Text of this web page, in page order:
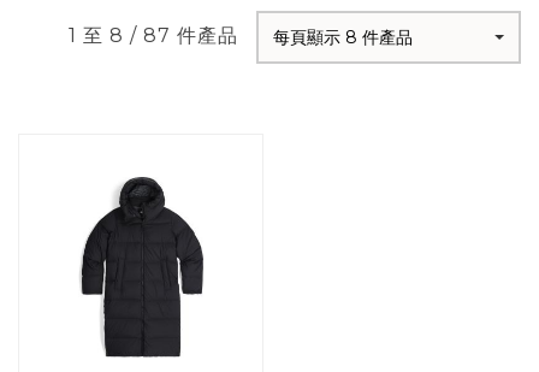
1 至 8 / 87 件產品 每頁顯示 8 件產品